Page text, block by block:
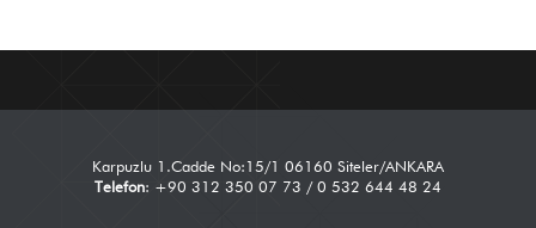
Karpuzlu 1.Cadde No:15/1 06160 Siteler/ANKARA
Telefon: +90 312 350 07 73 / 0 532 644 48 24